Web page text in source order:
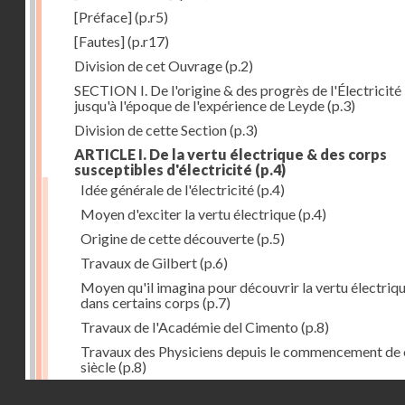
[Préface](p.r5)
[Fautes](p.r17)
Division de cet Ouvrage(p.2)
SECTION I. De l'origine & des progrès de l'Électricité
jusqu'à l'époque de l'expérience de Leyde(p.3)
Division de cette Section(p.3)
ARTICLE I. De la vertu électrique & des corps
susceptibles d'électricité (p.4)
Idée générale de l'électricité(p.4)
Moyen d'exciter la vertu électrique(p.4)
Origine de cette découverte(p.5)
Travaux de Gilbert(p.6)
Moyen qu'il imagina pour découvrir la vertu
dans certains corps (p.7)
Travaux de l'Académie del Cimento (p.8)
Travaux des Physiciens depuis le commencement de
siècle(p.8)